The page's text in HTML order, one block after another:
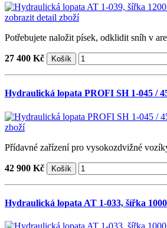
Potřebujete naložit písek, odklidit sníh v
27 400 Kč
Hydraulická lopata PROFI SH 1-045 /
Přídavné zařízení pro vysokozdvižné
42 900 Kč
Hydraulická lopata AT 1-033, šířka